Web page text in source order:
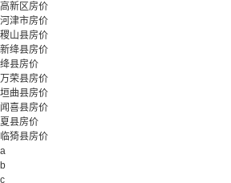
高新区房价
河津市房价
稷山县房价
新绛县房价
绛县房价
万荣县房价
垣曲县房价
闻喜县房价
夏县房价
临猗县房价
a
b
c